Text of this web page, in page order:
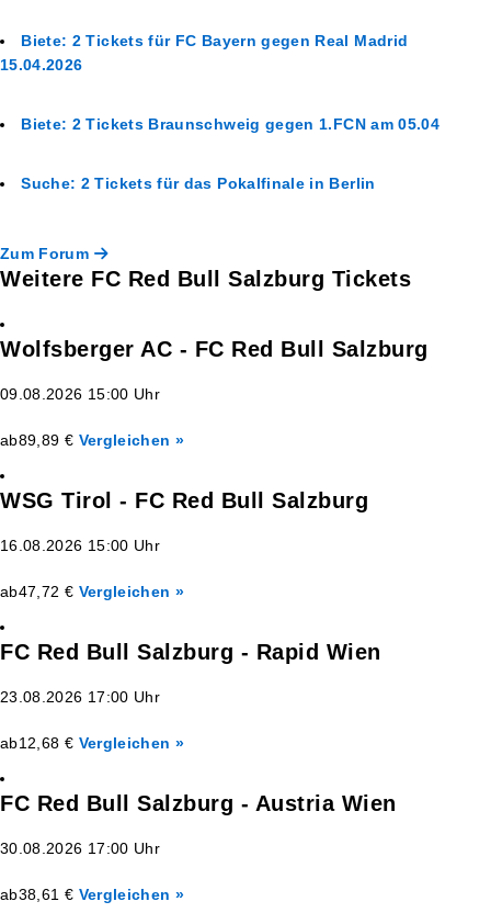
Biete: 2 Tickets für FC Bayern gegen Real Madrid
15.04.2026
Biete: 2 Tickets Braunschweig gegen 1.FCN am 05.04
Suche: 2 Tickets für das Pokalfinale in Berlin
Zum Forum
Weitere FC Red Bull Salzburg Tickets
Wolfsberger AC - FC Red Bull Salzburg
09.08.2026 15:00 Uhr
ab89,89 € Vergleichen »
WSG Tirol - FC Red Bull Salzburg
16.08.2026 15:00 Uhr
ab47,72 € Vergleichen »
FC Red Bull Salzburg - Rapid Wien
23.08.2026 17:00 Uhr
ab12,68 € Vergleichen »
FC Red Bull Salzburg - Austria Wien
30.08.2026 17:00 Uhr
ab38,61 € Vergleichen »